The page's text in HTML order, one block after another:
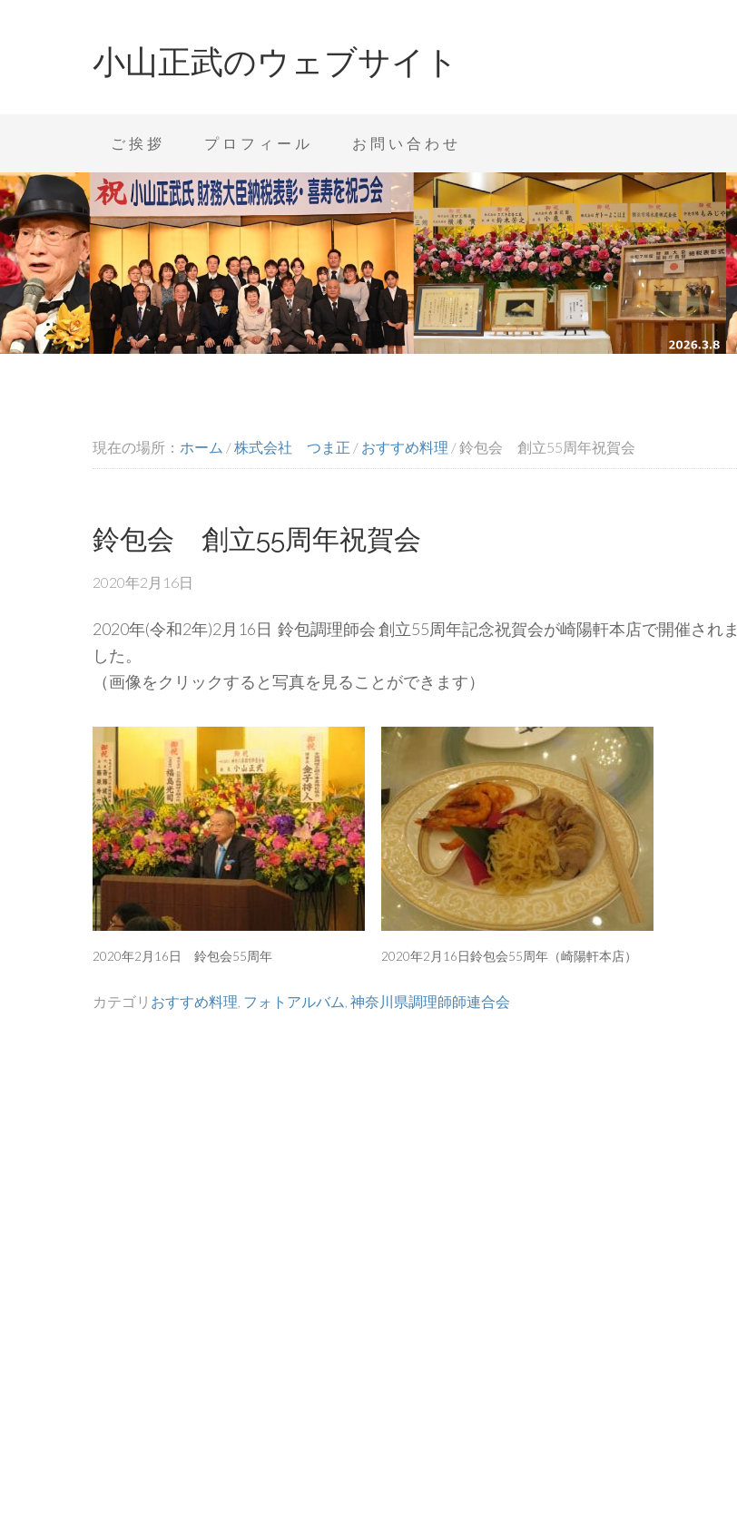
小山正武のウェブサイト
ご挨拶 プロフィール お問い合わせ
現在の場所： ホーム /株式会社 つま正 / おすすめ料理 /鈴包会 創立55周年祝賀会
鈴包会 創立55周年祝賀会
2020年2月16日
2020年(令和2年)2月16日 鈴包調理師会 創立55周年記念祝賀会が崎陽軒本店で開催されま
した。
（画像をクリックすると写真を見ることができます）
2020年2月16日 鈴包会55周年 2020年2月16日鈴包会55周年（崎陽軒本店）
カテゴリ おすすめ料理 フォトアルバム 神奈川県調理師師連合会